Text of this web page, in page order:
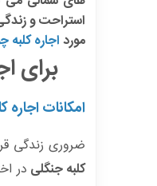
استراحت و
مورداجاره
برای
امکانات
ضروری زندگی
کلبه جنگلی در